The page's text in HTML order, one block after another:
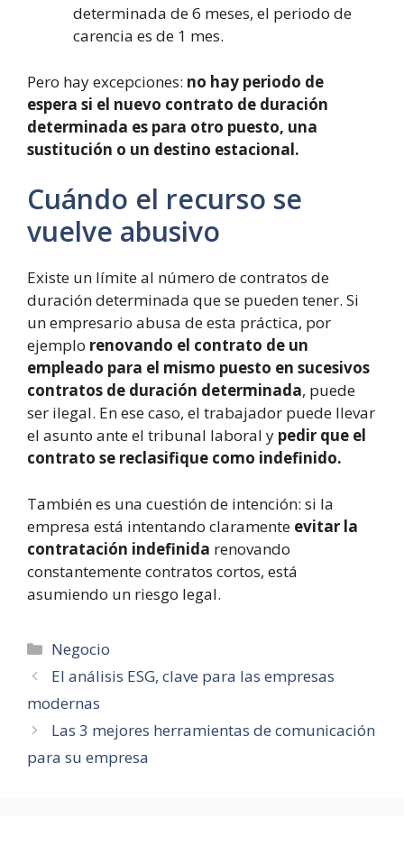
determinada de 6 meses, el periodo de
carencia es de 1 mes.
Pero hay excepciones: no hay periodo de
espera si el nuevo contrato de duración
determinada es para otro puesto, una
sustitución o un destino estacional.
Cuándo el recurso se
vuelve abusivo
Existe un límite al número de contratos de
duración determinada que se pueden tener. Si
un empresario abusa de esta práctica, por
ejemplo renovando el contrato de un
empleado para el mismo puesto en sucesivos
contratos de duración determinada, puede
ser ilegal. En ese caso, el trabajador puede llevar
el asunto ante el tribunal laboral y pedir que el
contrato se reclasifique como indefinido.
También es una cuestión de intención: si la
empresa está intentando claramente evitar la
contratación indefinida renovando
constantemente contratos cortos, está
asumiendo un riesgo legal.
Categorías
Negocio
El análisis ESG, clave para las empresas
modernas
Las 3 mejores herramientas de comunicación
para su empresa